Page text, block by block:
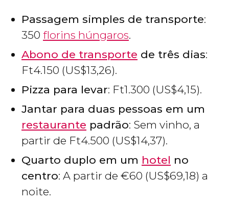
Passagem simples de transporte:
350 florins húngaros.
Abono de transporte de três dias:
Ft4.150 (US$13,26).
Pizza para levar: Ft1.300 (US$4,15).
Jantar para duas pessoas em um
restaurante padrão: Sem vinho, a
partir de Ft4.500 (US$14,37).
Quarto duplo em um hotel no
centro: A partir de €60 (US$69,18) a
noite.